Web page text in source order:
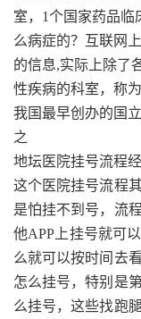
室，1个国家药品临
么病症的？互联网
的信息,实际上除了
性疾病的科室，称
我国最早创办的国
之
地坛医院挂号流程
这个医院挂号流程
是怕挂不到号，流
他APP上挂号就可
么就可以按时间去
怎么挂号，特别是
么挂号，这些找跑